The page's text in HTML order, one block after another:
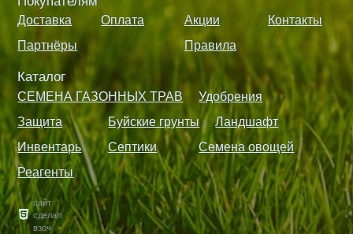
Доставка Оплата Акции
Контакты
Партнёры
Правила
Каталог
СЕМЕНА ГАЗОННЫХ ТРАВ
Удобрения
Защита
Буйские грунты
Ландшафт
Инвентарь
Септики
Семена овощей
Реагенты
сайт
сделал
взоч